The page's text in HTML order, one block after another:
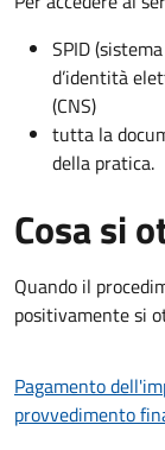
SPID
d’identità
(CNS)
tutta la
della pratica.
Cosa si
Quando il
positivamente si
Pagamento
provvedimento